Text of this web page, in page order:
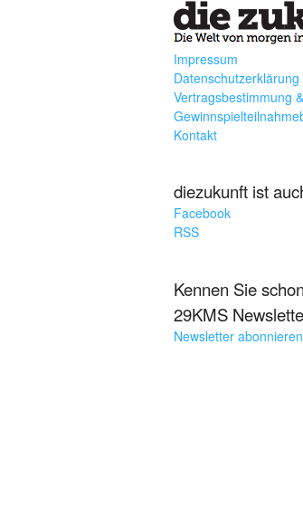
Impressum
Datenschutzerklärung
Vertragsbestimmung &
Kontakt
diezukunft ist
Facebook
RSS
Kennen Sie
29KMS
Newsletter abonnieren